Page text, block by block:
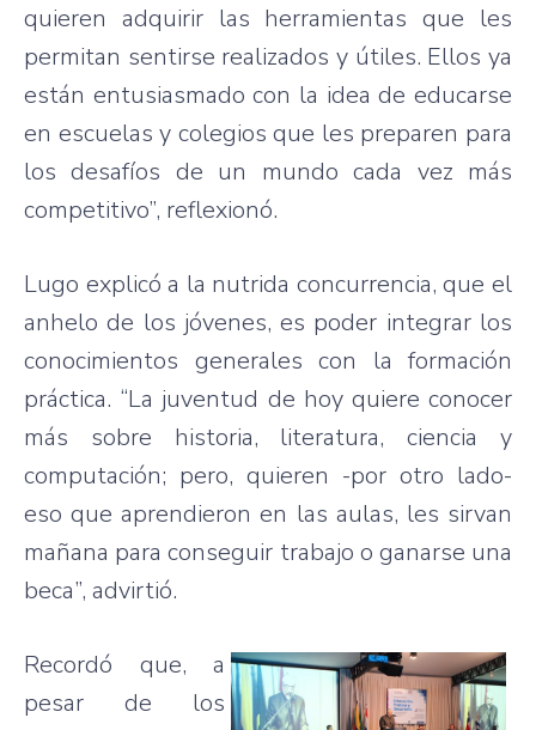
quieren adquirir las herramientas que les
permitan sentirse realizados y útiles. Ellos ya
están entusiasmado con la idea de educarse
en escuelas y colegios que les preparen para
los desafíos de un mundo cada vez más
competitivo”, reflexionó.
Lugo explicó a la nutrida concurrencia, que el
anhelo de los jóvenes, es poder integrar los
conocimientos generales con la formación
práctica. “La juventud de hoy quiere conocer
más sobre historia, literatura, ciencia y
computación; pero, quieren -por otro lado-
eso que aprendieron en las aulas, les sirvan
mañana para conseguir trabajo o ganarse una
beca”, advirtió.
Recordó que, a
pesar de los